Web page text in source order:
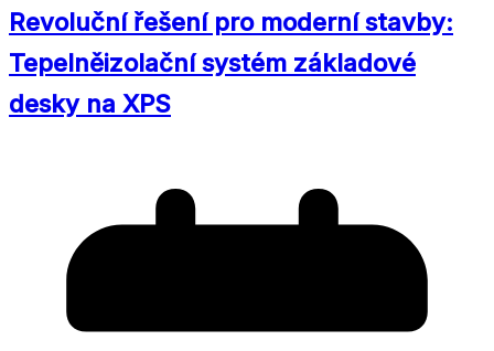
Revoluční řešení pro moderní stavby:
Tepelněizolační systém základové
desky na XPS